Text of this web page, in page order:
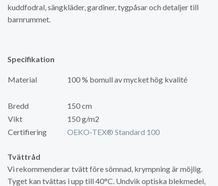
kuddfodral, sängkläder, gardiner, tygpåsar och detaljer till
barnrummet.
Specifikation
Material 100 % bomull av mycket hög kvalité
Bredd
150 cm
Vikt
150 g/m2
Certifiering
OEKO-TEX® Standard 100
Tvättråd
Vi rekommenderar tvätt före sömnad, krympning är möjlig.
Tyget kan tvättas i upp till 40°C. Undvik optiska blekmedel,